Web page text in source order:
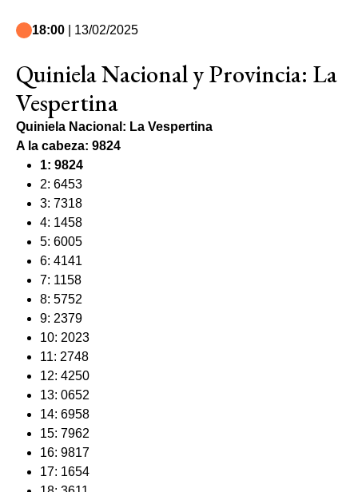
18:00 | 13/02/2025
Quiniela Nacional y Provincia: La
Vespertina
Quiniela Nacional: La Vespertina
A la cabeza: 9824
1: 9824
2: 6453
3: 7318
4: 1458
5: 6005
6: 4141
7: 1158
8: 5752
9: 2379
10: 2023
11: 2748
12: 4250
13: 0652
14: 6958
15: 7962
16: 9817
17: 1654